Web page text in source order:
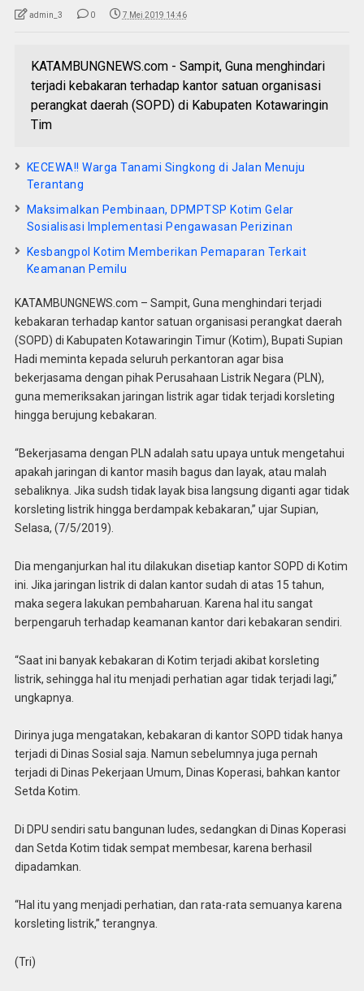
admin_3 0 7 Mei 2019 14:46
KATAMBUNGNEWS.com - Sampit, Guna menghindari
terjadi kebakaran terhadap kantor satuan organisasi
perangkat daerah (SOPD) di Kabupaten Kotawaringin
Tim
KECEWA!! Warga Tanami Singkong di Jalan Menuju
Terantang
Maksimalkan Pembinaan, DPMPTSP Kotim Gelar
Sosialisasi Implementasi Pengawasan Perizinan
Kesbangpol Kotim Memberikan Pemaparan Terkait
Keamanan Pemilu
KATAMBUNGNEWS.com – Sampit, Guna menghindari terjadi
kebakaran terhadap kantor satuan organisasi perangkat daerah
(SOPD) di Kabupaten Kotawaringin Timur (Kotim), Bupati Supian
Hadi meminta kepada seluruh perkantoran agar bisa
bekerjasama dengan pihak Perusahaan Listrik Negara (PLN),
guna memeriksakan jaringan listrik agar tidak terjadi korsleting
hingga berujung kebakaran.
“Bekerjasama dengan PLN adalah satu upaya untuk mengetahui
apakah jaringan di kantor masih bagus dan layak, atau malah
sebaliknya. Jika sudsh tidak layak bisa langsung diganti agar tidak
korsleting listrik hingga berdampak kebakaran,” ujar Supian,
Selasa, (7/5/2019).
Dia menganjurkan hal itu dilakukan disetiap kantor SOPD di Kotim
ini. Jika jaringan listrik di dalan kantor sudah di atas 15 tahun,
maka segera lakukan pembaharuan. Karena hal itu sangat
berpengaruh terhadap keamanan kantor dari kebakaran sendiri.
“Saat ini banyak kebakaran di Kotim terjadi akibat korsleting
listrik, sehingga hal itu menjadi perhatian agar tidak terjadi lagi,”
ungkapnya.
Dirinya juga mengatakan, kebakaran di kantor SOPD tidak hanya
terjadi di Dinas Sosial saja. Namun sebelumnya juga pernah
terjadi di Dinas Pekerjaan Umum, Dinas Koperasi, bahkan kantor
Setda Kotim.
Di DPU sendiri satu bangunan ludes, sedangkan di Dinas Koperasi
dan Setda Kotim tidak sempat membesar, karena berhasil
dipadamkan.
“Hal itu yang menjadi perhatian, dan rata-rata semuanya karena
korsleting listrik,” terangnya.
(Tri)